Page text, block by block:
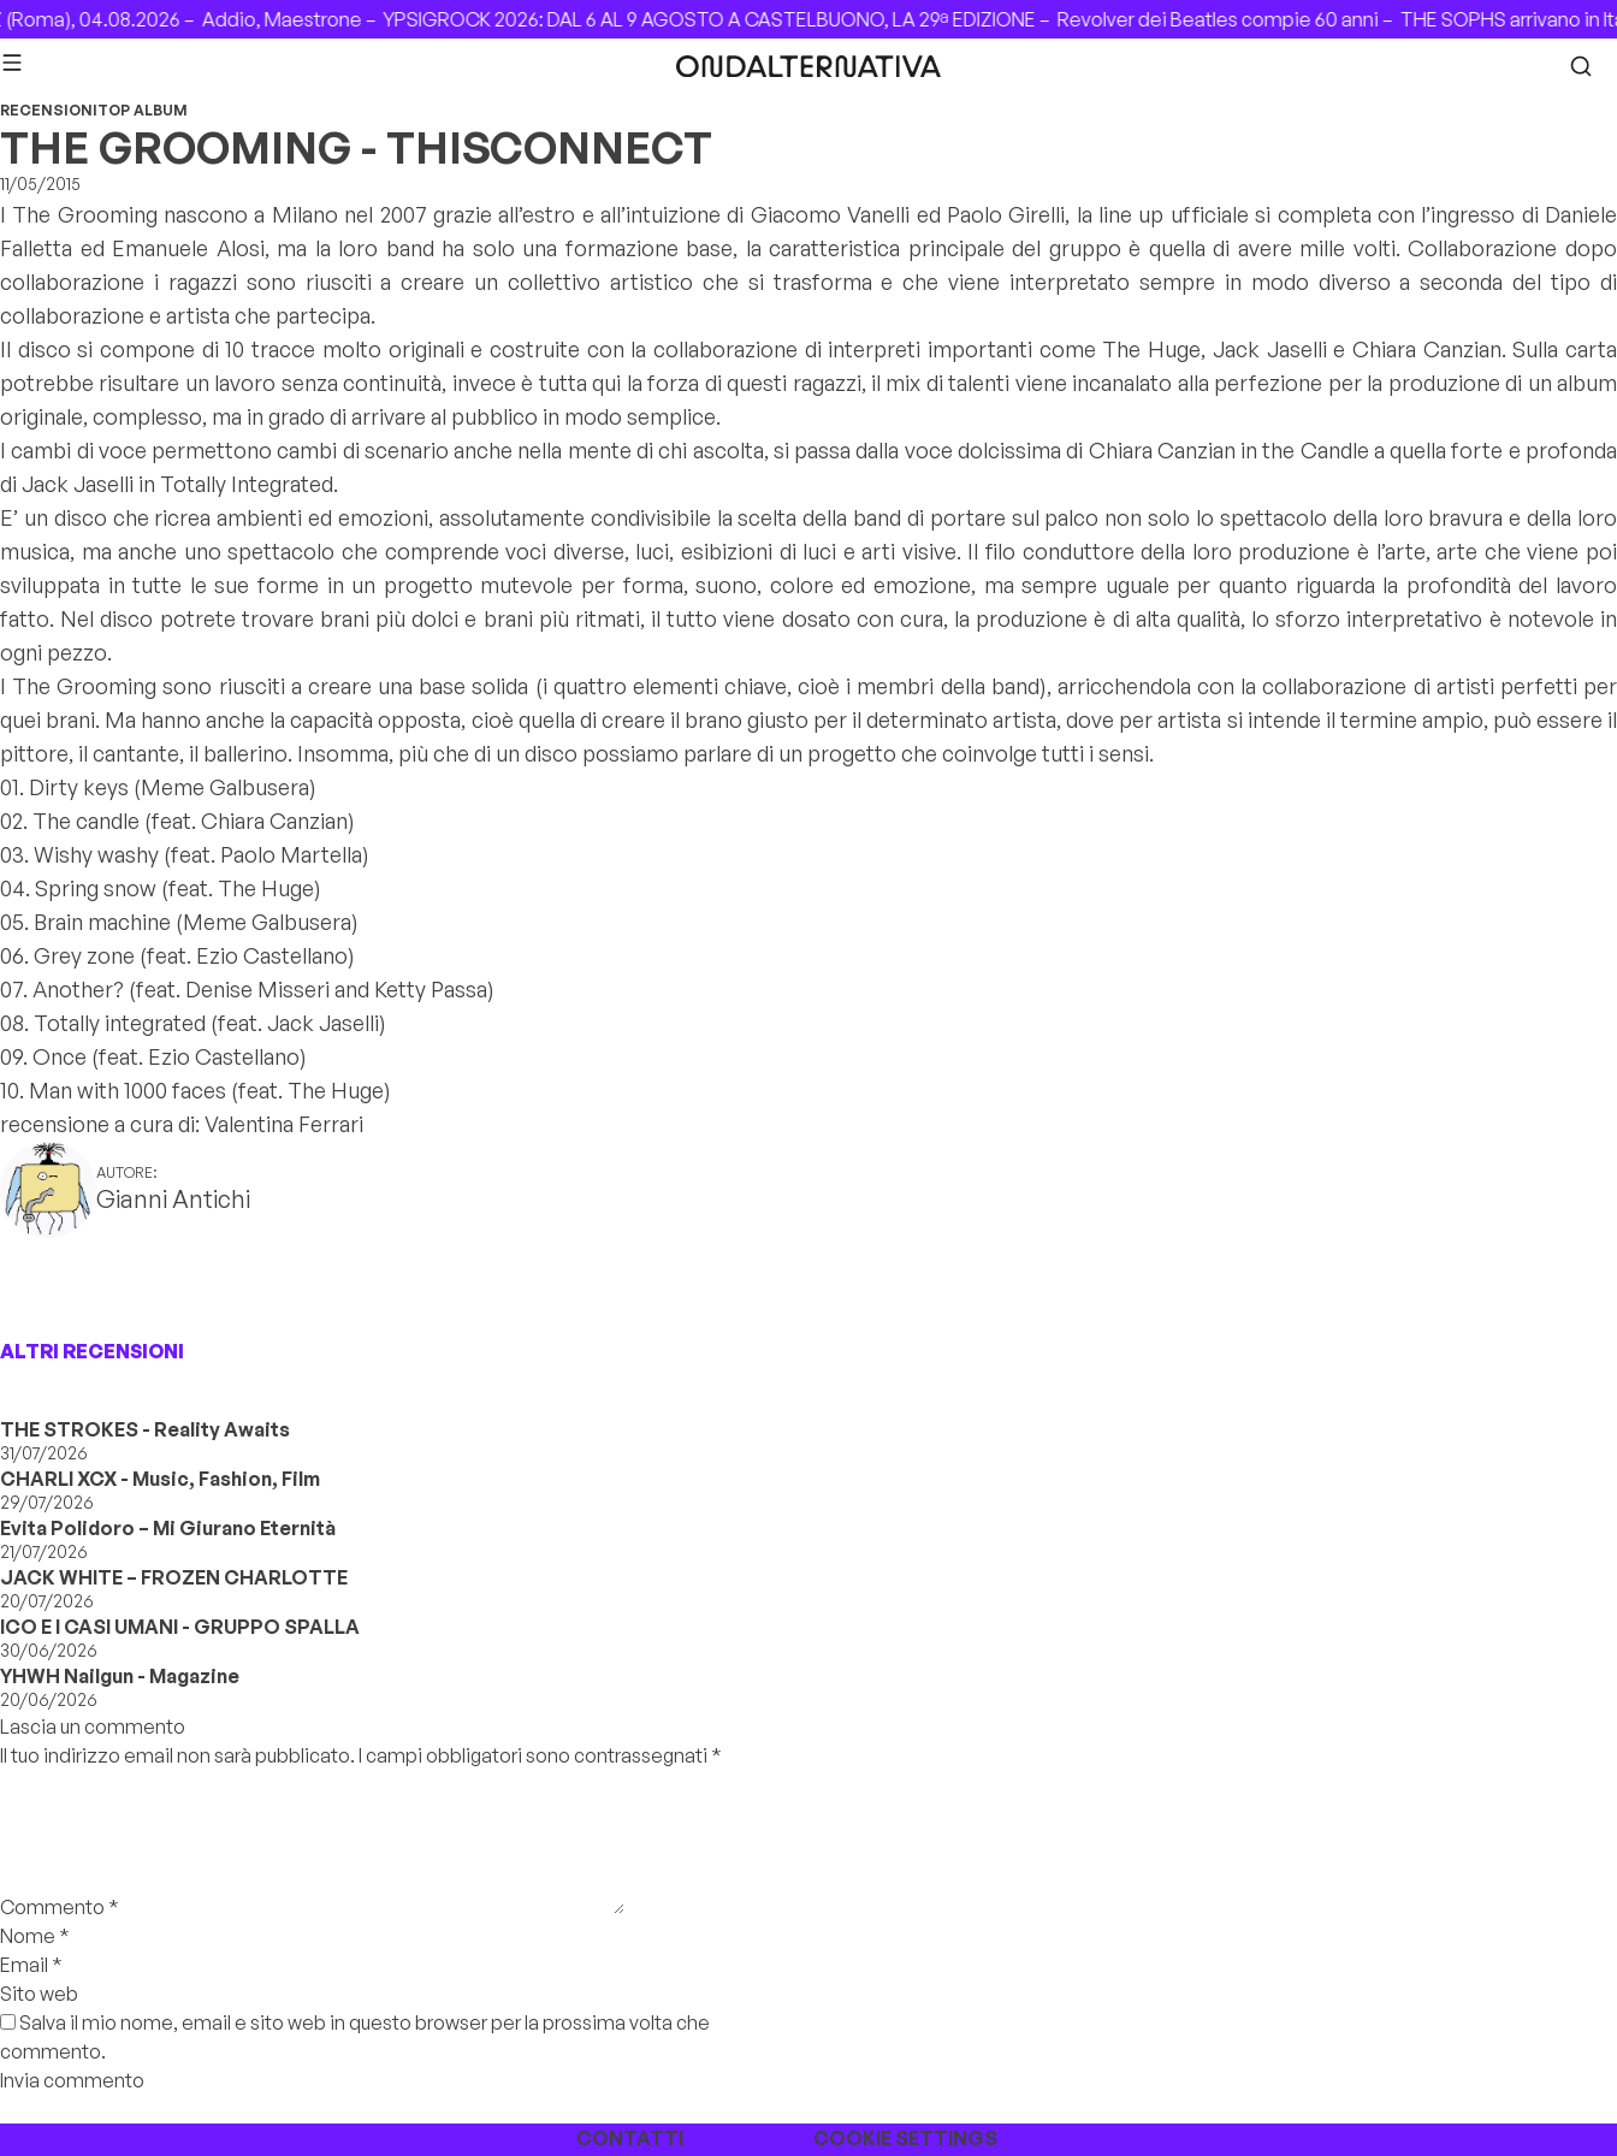
Skip to content04.08.2026 –Addio, Maestrone –YPSIGROCK 2026: DAL 6 AL 9 AGOSTO A CASTELBUONO, LA 29ª EDIZIONE –Revolver dei Beatles compie 60 anni –THE SOPHS arrivano in
RECENSIONITOP ALBUM
THE GROOMING - THISCONNECT
11/05/2015
I The Grooming nascono a Milano nel 2007 grazie all’estro e all’intuizione di Giacomo Vanelli ed Paolo Girelli, la line up ufficiale si completa con l’ingresso di Daniele
Falletta ed Emanuele Alosi, ma la loro band ha solo una formazione base, la caratteristica principale del gruppo è quella di avere mille volti. Collaborazione dopo
collaborazione i ragazzi sono riusciti a creare un collettivo artistico che si trasforma e che viene interpretato sempre in modo diverso a seconda del tipo di
collaborazione e artista che partecipa.
Il disco si compone di 10 tracce molto originali e costruite con la collaborazione di interpreti importanti come The Huge, Jack Jaselli e Chiara Canzian. Sulla carta
potrebbe risultare un lavoro senza continuità, invece è tutta qui la forza di questi ragazzi, il mix di talenti viene incanalato alla perfezione per la produzione di un album
originale, complesso, ma in grado di arrivare al pubblico in modo semplice.
I cambi di voce permettono cambi di scenario anche nella mente di chi ascolta, si passa dalla voce dolcissima di Chiara Canzian in the Candle a quella forte e profonda
di Jack Jaselli in Totally Integrated.
E’ un disco che ricrea ambienti ed emozioni, assolutamente condivisibile la scelta della band di portare sul palco non solo lo spettacolo della loro bravura e della loro
musica, ma anche uno spettacolo che comprende voci diverse, luci, esibizioni di luci e arti visive. Il filo conduttore della loro produzione è l’arte, arte che viene poi
sviluppata in tutte le sue forme in un progetto mutevole per forma, suono, colore ed emozione, ma sempre uguale per quanto riguarda la profondità del lavoro
fatto. Nel disco potrete trovare brani più dolci e brani più ritmati, il tutto viene dosato con cura, la produzione è di alta qualità, lo sforzo interpretativo è notevole in
ogni pezzo.
I The Grooming sono riusciti a creare una base solida (i quattro elementi chiave, cioè i membri della band), arricchendola con la collaborazione di artisti perfetti per
quei brani. Ma hanno anche la capacità opposta, cioè quella di creare il brano giusto per il determinato artista, dove per artista si intende il termine ampio, può essere il
pittore, il cantante, il ballerino. Insomma, più che di un disco possiamo parlare di un progetto che coinvolge tutti i sensi.
01. Dirty keys (Meme Galbusera)
02. The candle (feat. Chiara Canzian)
03. Wishy washy (feat. Paolo Martella)
04. Spring snow (feat. The Huge)
05. Brain machine (Meme Galbusera)
06. Grey zone (feat. Ezio Castellano)
07. Another? (feat. Denise Misseri and Ketty Passa)
08. Totally integrated (feat. Jack Jaselli)
09. Once (feat. Ezio Castellano)
10. Man with 1000 faces (feat. The Huge)
recensione a cura di: Valentina Ferrari
AUTORE:
Gianni Antichi
ALTRI RECENSIONI
THE STROKES - Reality Awaits
31/07/2026
CHARLI XCX - Music, Fashion, Film
29/07/2026
Evita Polidoro – Mi Giurano Eternità
21/07/2026
JACK WHITE – FROZEN CHARLOTTE
20/07/2026
ICO E I CASI UMANI - GRUPPO SPALLA
30/06/2026
YHWH Nailgun - Magazine
20/06/2026
Lascia un commento
Il tuo indirizzo email non sarà pubblicato. I campi obbligatori sono contrassegnati *
Commento *
Nome *
Email *
Sito web
Salva il mio nome, email e sito web in questo browser per la prossima volta che
commento.
CONTATTI COOKIE SETTINGS